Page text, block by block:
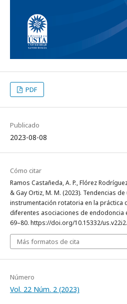
PDF
Publicado
2023-08-08
Cómo citar
Ramos Castañeda, A. P., Flórez
& Gay Ortiz, M. M. (2023). Tendencias
instrumentación rotatoria en la práctica
diferentes asociaciones de endodoncia
69–80. https://doi.org/10.15332/
Más formatos de cita
Número
Vol. 22 Núm. 2 (2023)